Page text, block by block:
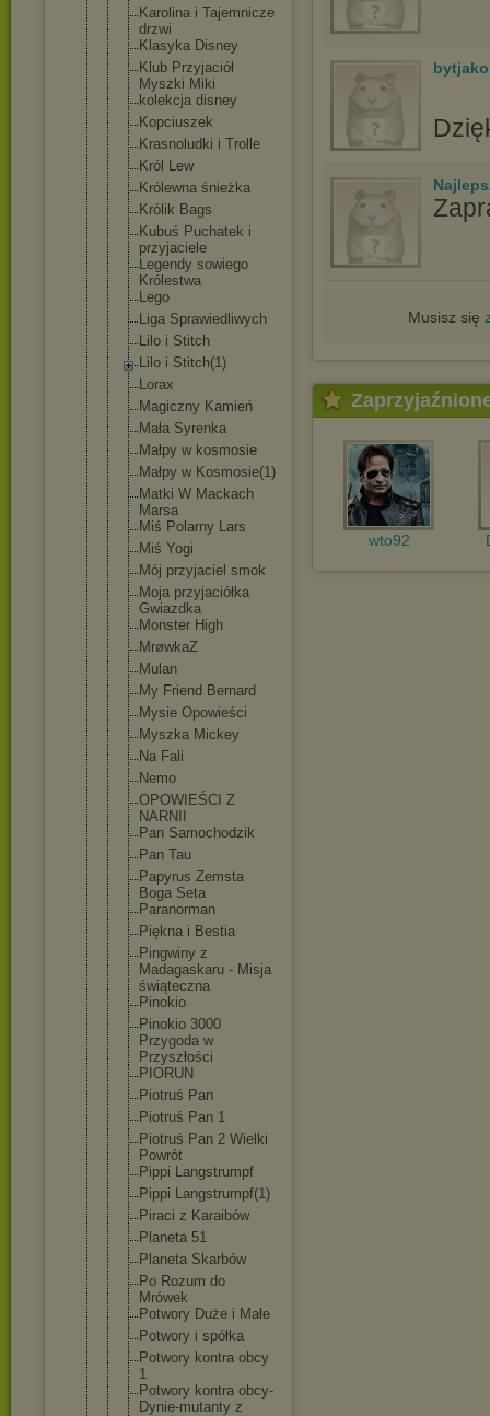
Karolina i Tajemnicze
drzwi
Klasyka Disney
Klub Przyjaciół
Myszki Miki
kolekcja disney
Kopciuszek
Krasnoludki i Trolle
Król Lew
Królewna śnieżka
Królik Bags
Kubuś Puchatek i
przyjaciele
Legendy sowiego
Królestwa
Lego
Liga Sprawiedliwych
Lilo i Stitch
Lilo i Stitch(1)
Lorax
Magiczny Kamień
Mała Syrenka
Małpy w kosmosie
Małpy w Kosmosie(1)
Matki W Mackach
Marsa
Miś Polarny Lars
Miś Yogi
Mój przyjaciel smok
Moja przyjaciółka
Gwiazdka
Monster High
MrøwkaZ
Mulan
My Friend Bernard
Mysie Opowieści
Myszka Mickey
Na Fali
Nemo
OPOWIEŚCI Z
NARNII
Pan Samochodzik
Pan Tau
Papyrus Zemsta
Boga Seta
Paranorman
Piękna i Bestia
Pingwiny z
Madagaskaru - Misja
świąteczna
Pinokio
Pinokio 3000
Przygoda w
Przyszłości
PIORUN
Piotruś Pan
Piotruś Pan 1
Piotruś Pan 2 Wielki
Powrót
Pippi Langstrumpf
Pippi Langstrumpf(1)
Piraci z Karaibów
Planeta 51
Planeta Skarbów
Po Rozum do
Mrówek
Potwory Duże i Małe
Potwory i spółka
Potwory kontra obcy
1
Potwory kontra obcy-
Dynie-mutanty z
Musisz się
wto92